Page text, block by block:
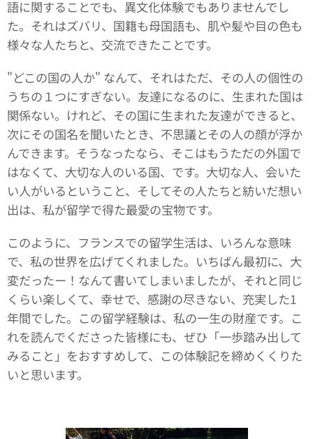
語に関することでも、異文化体験でもありませんでし
た。それはズバリ、国籍も母国語も、肌や髪や目の色も
様々な人たちと、交流できたことです。
"どこの国の人か" なんて、それはただ、その人の個性の
うちの１つにすぎない。友達になるのに、生まれた国は
関係ない。けれど、その国に生まれた友達ができると、
次にその国名を聞いたとき、不思議とその人の顔が浮か
んできます。そうなったなら、そこはもうただの外国で
はなくて、大切な人のいる国、です。大切な人、会いた
い人がいるということ、そしてその人たちと紡いだ想い
出は、私が留学で得た最愛の宝物です。
このように、フランスでの留学生活は、いろんな意味
で、私の世界を広げてくれました。いちばん最初に、大
変だったー！なんて書いてしまいましたが、それと同じ
くらい楽しくて、幸せで、感謝の尽きない、充実した1
年間でした。この留学経験は、私の一生の財産です。こ
れを読んでくださった皆様にも、ぜひ「一歩踏み出して
みること」をおすすめして、この体験記を締めくくりた
いと思います。